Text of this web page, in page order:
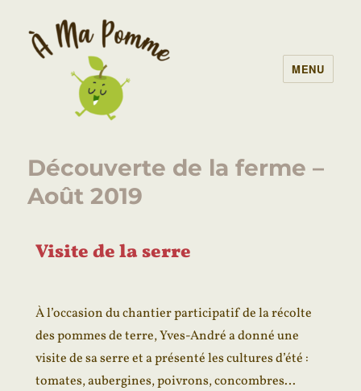
MENU
Découverte de la ferme –
Août 2019
Visite de la serre
À l’occasion du chantier participatif de la récolte
des pommes de terre, Yves-André a donné une
visite de sa serre et a présenté les cultures d’été :
tomates, aubergines, poivrons, concombres…